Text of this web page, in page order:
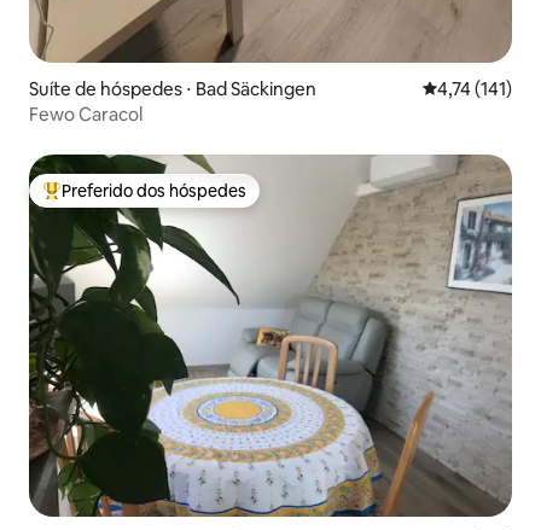
Suíte de hóspedes ⋅ Bad Säckingen 4,74 de uma
4,74 (141)
Fewo Caracol
Entre os melhores preferidos dos hóspedes
Preferido dos hóspedes